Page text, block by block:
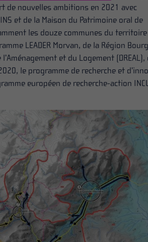
régional est
la forme d’un
réunissant
des co...
de nouvelles ambitions en 2021 avec
et de la Maison du Patrimoine oral de
les douze communes du
LEADER Morvan, de la Région
et du Logement (DREAL),
le programme de recherche et
européen de recherche-action